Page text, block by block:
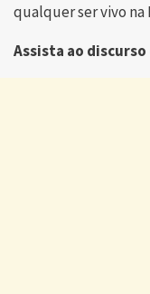
qualquer ser vivo na
Assista ao discurso